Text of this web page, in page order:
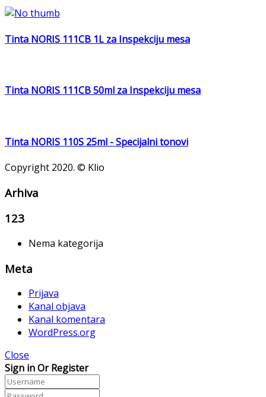
Tinta NORIS 111CB 1L za Inspekciju mesa
Tinta NORIS 111CB 50ml za Inspekciju mesa
Tinta NORIS 110S 25ml - Specijalni tonovi
Copyright 2020. © Klio
Arhiva
123
Nema kategorija
Meta
Prijava
Kanal objava
Kanal komentara
WordPress.org
Close
Sign in Or Register